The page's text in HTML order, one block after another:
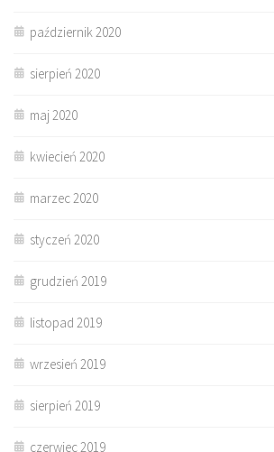
październik 2020
sierpień 2020
maj 2020
kwiecień 2020
marzec 2020
styczeń 2020
grudzień 2019
listopad 2019
wrzesień 2019
sierpień 2019
czerwiec 2019